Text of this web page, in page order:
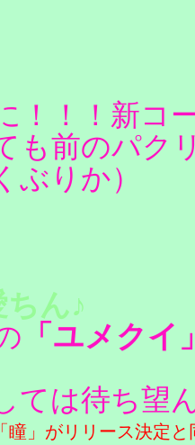
！！！新コ
も前のパク
ぶりか）
ちん♪
「ユメクイ
ては待ち望
瞳」がリリース決定